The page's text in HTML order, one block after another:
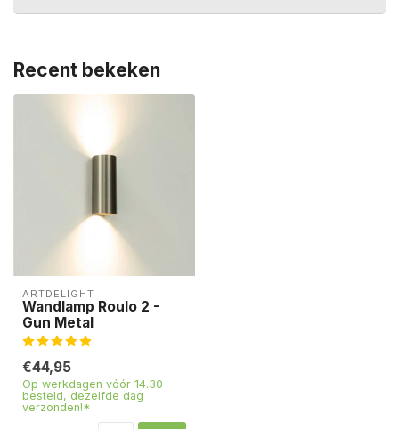
Recent bekeken
ARTDELIGHT
Wandlamp Roulo 2 -
Gun Metal
€44,95
Op werkdagen vóór 14.30
besteld, dezelfde dag
verzonden!*